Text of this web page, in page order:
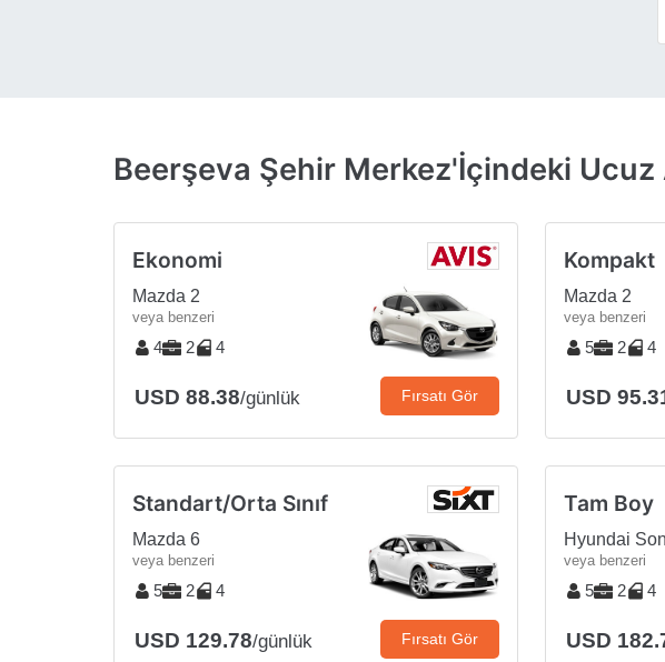
Beerşeva Şehir Merkez'İçindeki Ucuz
Ekonomi
Mazda 2
veya benzeri
4 2 4
USD 88.38/günlük Fırsatı Gör
Kompakt
Mazda 2
veya benzeri
5 2 4
USD
Standart/Orta Sınıf
Mazda 6
veya benzeri
5 2 4
USD 129.78/günlük Fırsatı Gör
Tam Boy
Hyundai
veya benzeri
5 2 4
USD